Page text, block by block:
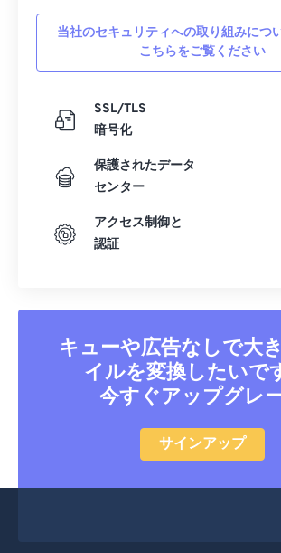
当社のセキュリティへの取り組みにつ
こちらをご覧ください
SSL/TLS
暗号化
保護されたデータ
センター
アクセス制御と
認証
キューや広告なしで大
イルを変換したいで
今すぐアップグレ
サインアップ